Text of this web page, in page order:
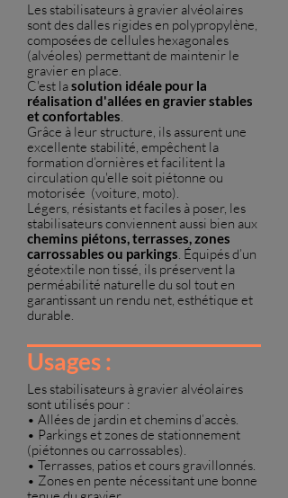
Les stabilisateurs à gravier alvéolaires
sont des dalles rigides en polypropylène,
composées de cellules hexagonales
(alvéoles) permettant de maintenir le
gravier en place.
C'est lasolution idéale pour la
réalisation d'allées en gravier stables
et confortables.
Grâce à leur structure, ils assurent une
excellente stabilité, empêchent la
formation d’ornières et facilitent la
circulation qu'elle soit piétonne ou
motorisée (voiture, moto).
Légers, résistants et faciles à poser, les
stabilisateurs conviennent aussi bien aux
chemins piétons, terrasses, zones
carrossables ou parkings. Équipés d’un
géotextile non tissé, ils préservent la
perméabilité naturelle du sol tout en
garantissant un rendu net, esthétique et
durable.
Usages :
Les stabilisateurs à gravier alvéolaires
sont utilisés pour :
• Allées de jardin et chemins d’accès.
• Parkings et zones de stationnement
(piétonnes ou carrossables).
• Terrasses, patios et cours gravillonnés.
• Zones en pente nécessitant une bonne